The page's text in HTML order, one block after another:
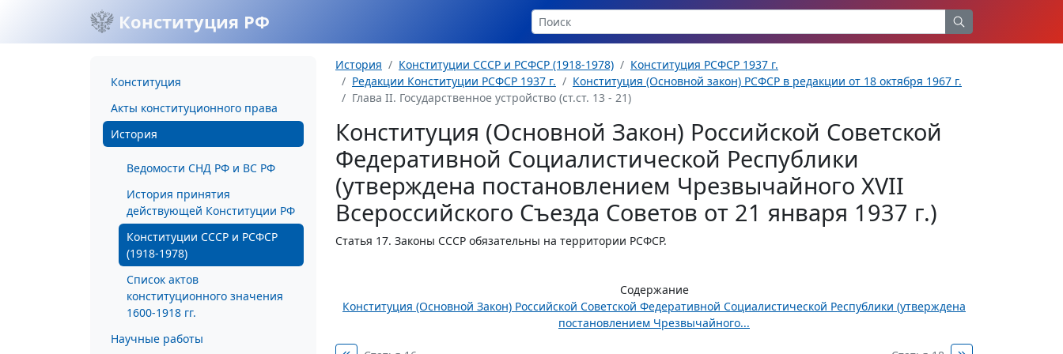
Конституция РФ
Конституция
Акты конституционного права
История
Ведомости СНД РФ и ВС РФ
История принятия
действующей Конституции РФ
Конституции СССР и РСФСР
(1918-1978)
Список актов
конституционного значения
1600-1918 гг.
Научные работы
История Конституции СССР и РСФСР (1918-1978)
Конституция РСФСР 1937 г.
Редакции Конституции РСФСР 1937 г.
Конституция (Основной закон) РСФСР в редакции от 18 октября 1967 г.
Глава II. Государственное устройство (ст.ст. 13 - 21)
Конституция (Основной Закон) Российской Советской
Федеративной Социалистической Республики
(утверждена постановлением Чрезвычайного XVII
Всероссийского Съезда Советов от 21 января 1937 г.)
Статья 17. Законы СССР обязательны на территории РСФСР.
Содержание
Конституция (Основной Закон) Российской Советской Федеративной Социалистической Республики (утверждена
постановлением Чрезвычайного...